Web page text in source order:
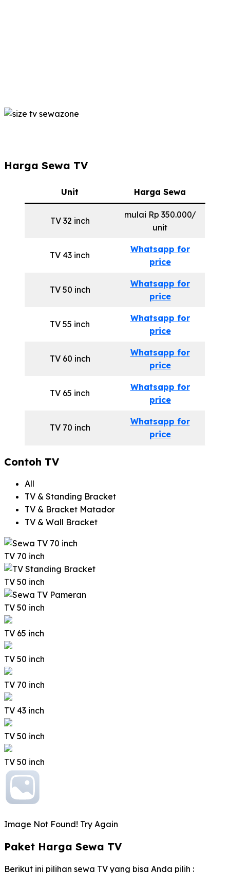
Harga Sewa TV
Unit Harga Sewa
TV 32 inch
mulai Rp 350.000/
unit
TV 43 inch
Whatsapp for
price
TV 50 inch
Whatsapp for
price
TV 55 inch
Whatsapp for
price
TV 60 inch
Whatsapp for
price
TV 65 inch
Whatsapp for
price
TV 70 inch
Whatsapp for
price
Contoh TV
All
TV & Standing Bracket
TV & Bracket Matador
TV & Wall Bracket
TV 70 inch
TV 50 inch
TV 50 inch
TV 65 inch
TV 50 inch
TV 70 inch
TV 43 inch
TV 50 inch
TV 50 inch
Image Not Found! Try Again
Paket Harga Sewa TV
Berikut ini pilihan sewa TV yang bisa Anda pilih :